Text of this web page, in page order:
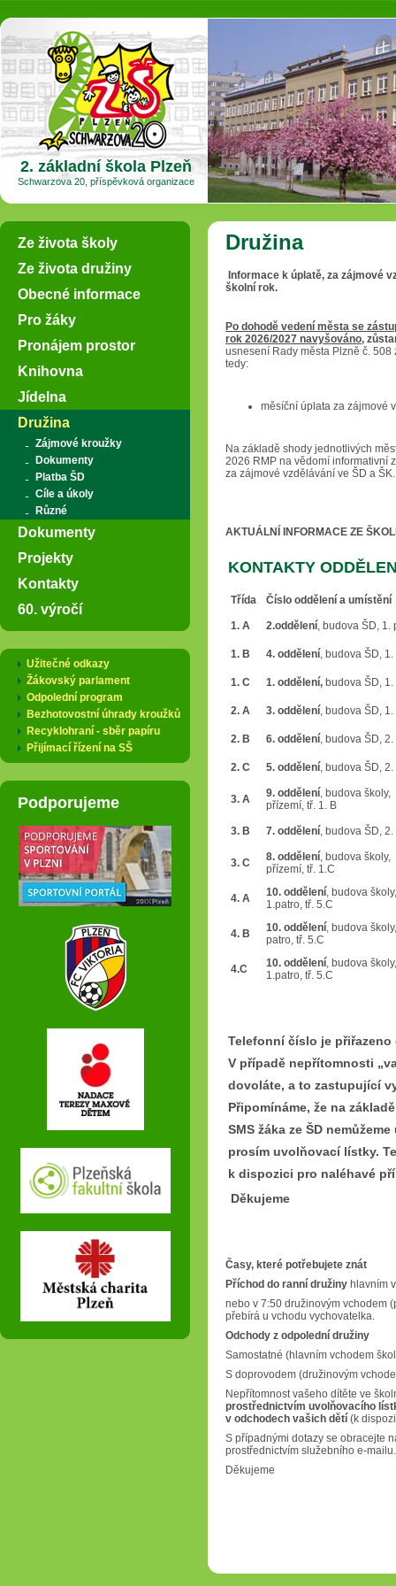
2. základní škola Plzeň
Schwarzova 20, příspěvková organizace
Družina
Informace k úplatě, za zájmové
školní rok.
Po dohodě vedení města se
rok 2026/2027 navyšováno,
usnesení Rady města Plzně č.
tedy:
měsíční úplata za zájmové
Na základě shody jednotlivých
2026 RMP na vědomí informativní
za zájmové vzdělávání ve ŠD a ŠK.
AKTUÁLNÍ INFORMACE ZE
KONTAKTY
Třída Číslo oddělení a umístění
1. A 2.oddělení, budova ŠD, 1.
1. B 4. oddělení, budova ŠD, 1.
1. C 1. oddělení, budova ŠD, 1.
2. A 3. oddělení, budova ŠD, 1.
2. B 6. oddělení, budova ŠD, 2.
2. C 5. oddělení, budova ŠD, 2.
3. A 9. oddělení, budova školy,
přízemí, tř. 1. B
3. B 7. oddělení, budova ŠD, 2.
3. C 8. oddělení, budova školy,
přízemí, tř. 1.C
4. A 10. oddělení, budova školy,
1.patro, tř. 5.C
4. B 10. oddělení, budova
patro, tř. 5.C
4.C 10. oddělení, budova školy,
1.patro, tř. 5.C
Telefonní číslo je
V případě nepřítomnosti
dovoláte, a to zastupující
Připomínáme, že na
SMS žáka ze ŠD
prosím uvolňovací lístky.
k dispozici pro naléhavé
Děkujeme
Časy, které potřebujete znát
Příchod do ranní družiny hlavním
nebo v 7:50 družinovým vchodem
přebírá u vchodu vychovatelka.
Odchody z odpolední družiny
Samostatné (hlavním vchodem
S doprovodem (družinovým
Nepřítomnost vašeho dítěte ve
prostřednictvím uvolňovacího
v odchodech vašich dětí (k
S případnými dotazy se obracejte
prostřednictvím služebního e-mailu.
Děkujeme
Ze života školy
Ze života družiny
Obecné informace
Pro žáky
Pronájem prostor
Knihovna
Jídelna
Družina
Zájmové kroužky
Dokumenty
Platba ŠD
Cíle a úkoly
Různé
Dokumenty
Projekty
Kontakty
60. výročí
Užitečné odkazy
Žákovský parlament
Odpolední program
Bezhotovostní úhrady kroužků
Recyklohraní - sběr papíru
Přijímací řízení na SŠ
Podporujeme